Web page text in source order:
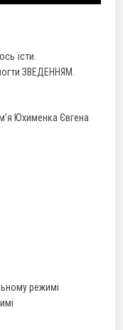
їсти.
ЗВЕДЕННЯМ.
Юхименка Євгена
режимі